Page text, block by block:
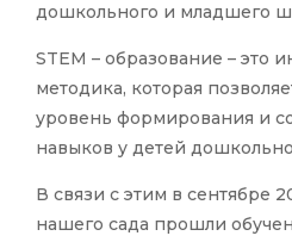
дошкольного и младшего
STEM – образование – это
методика, которая
уровень формирования и
навыков у детей
В связи с этим в сентябре
нашего сада прошли